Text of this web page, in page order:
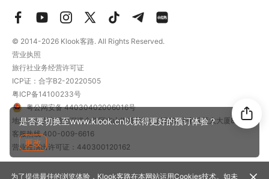
是否要切换至www.klook.cn以获得更好的预订体验？
更改
© 2014-2026 Klook客路. All Rights Reserved.
营业执照
旅行社业务经营许可证
ICP证：合字B2-20220505
粤ICP备14100233号
粤公网安备 44030402006016号
地址：深圳市前海深港合作区南山街道梦海大道5289号中粮亚太大厦801
客服热线 400-009-6616
营业性演出许可证：440300120162
为了提供最佳的浏览体验，Klook客路在本网站运用Cookies技术。如未